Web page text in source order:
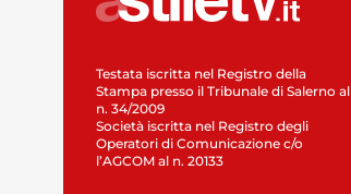
Testata iscritta nel Registro della
Stampa presso il Tribunale di Salerno al
n. 34/2009
Società iscritta nel Registro degli
Operatori di Comunicazione c/o
l’AGCOM al n. 20133